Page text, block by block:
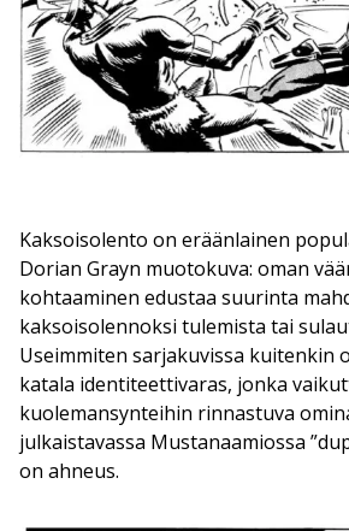
Kaksoisolento on eräänlainen
Dorian Grayn muotokuva: oman
kohtaaminen edustaa suurinta
kaksoisolennoksi tulemista tai
Useimmiten sarjakuvissa kuitenkin
katala identiteettivaras, jonka
kuolemansynteihin rinnastuva
julkaistavassa Mustanaamiossa
on ahneus.